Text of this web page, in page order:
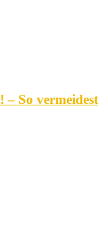
So vermeidest